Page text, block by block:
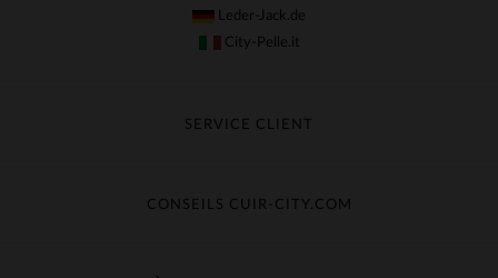
Leder-Jack.de
City-Pelle.it
SERVICE CLIENT
Échange & Remboursement
CONSEILS CUIR-CITY.COM